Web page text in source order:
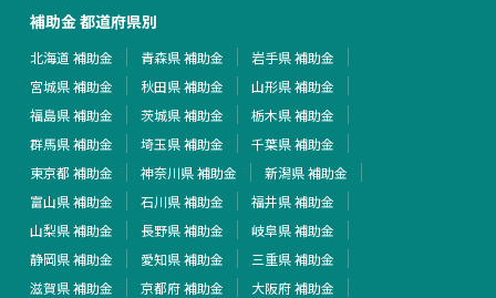
補助金 都道府県別
北海道 補助金 青森県 補助金
岩手県 補助金
宮城県 補助金
秋田県 補助金
山形県 補助金
福島県 補助金
茨城県 補助金
栃木県 補助金
群馬県 補助金
埼玉県 補助金
千葉県 補助金
東京都 補助金
神奈川県 補助金
新潟県 補助金
富山県 補助金
石川県 補助金
福井県 補助金
山梨県 補助金
長野県 補助金
岐阜県 補助金
静岡県 補助金
愛知県 補助金
三重県 補助金
滋賀県 補助金
京都府 補助金
大阪府 補助金